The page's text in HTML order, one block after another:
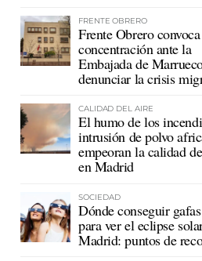
FRENTE OBRERO
Frente Obrero
concentración ante la
Embajada de
denunciar la crisis
CALIDAD DEL AIRE
El humo de los
intrusión de polvo
empeoran la calidad
en Madrid
SOCIEDAD
Dónde conseguir
para ver el eclipse
Madrid: puntos de